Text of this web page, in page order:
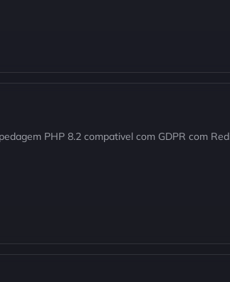
PHP 8.2 compativel com GDPR com